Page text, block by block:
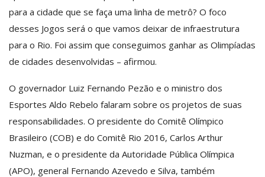
para a cidade que se faça uma linha de metrô? O foco
desses Jogos será o que vamos deixar de infraestrutura
para o Rio. Foi assim que conseguimos ganhar as Olimpíadas
de cidades desenvolvidas – afirmou.
O governador Luiz Fernando Pezão e o ministro dos
Esportes Aldo Rebelo falaram sobre os projetos de suas
responsabilidades. O presidente do Comitê Olímpico
Brasileiro (COB) e do Comitê Rio 2016, Carlos Arthur
Nuzman, e o presidente da Autoridade Pública Olímpica
(APO), general Fernando Azevedo e Silva, também